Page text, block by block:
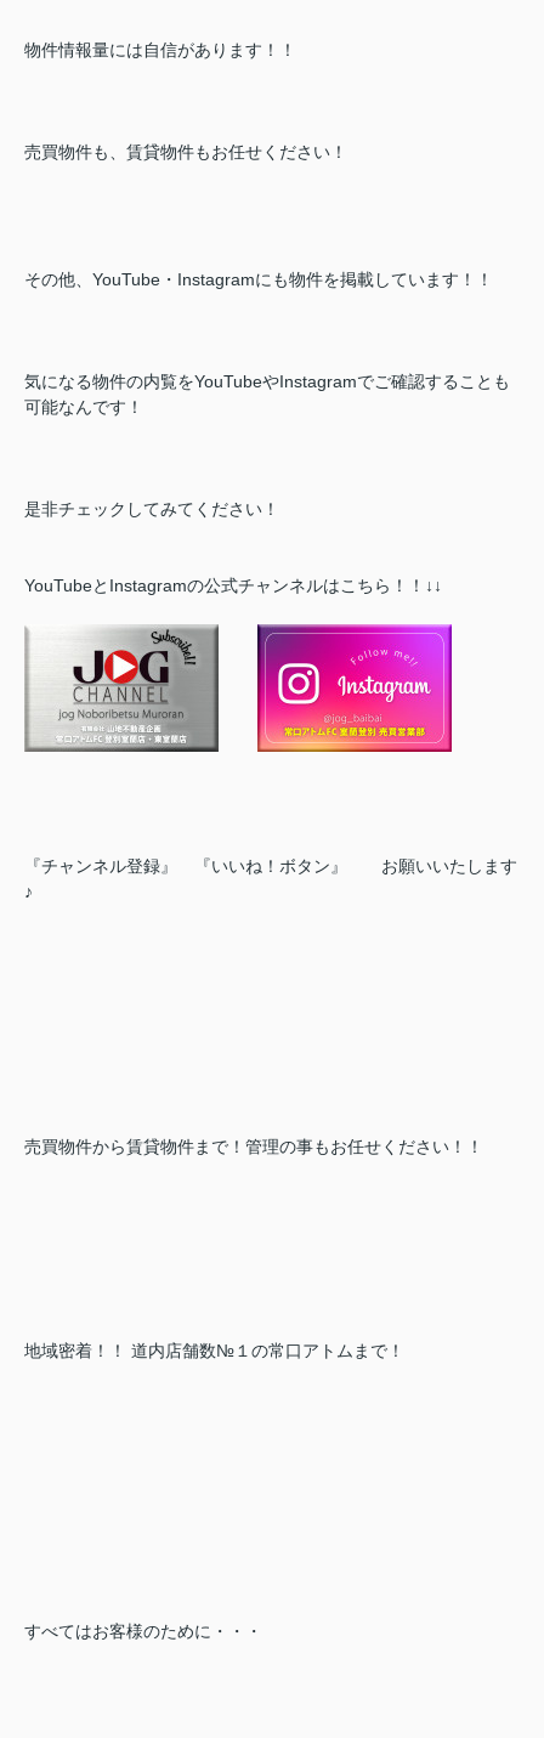
物件情報量には自信があります！！
売買物件も、賃貸物件もお任せください！
その他、 YouTube・Instagramにも物件を掲載しています！！
気になる物件の内覧をYouTubeやInstagramでご確認することも
可能なんです！
是非チェックしてみてください！
YouTubeとInstagramの公式チャンネルはこちら！！↓↓
『チャンネル登録』 『いいね！ボタン』 お願いいたします
♪
売買物件から賃貸物件まで！管理の事もお任せください！！
地域密着！！ 道内店舗数№１の常口アトムまで！
すべてはお客様のために・・・